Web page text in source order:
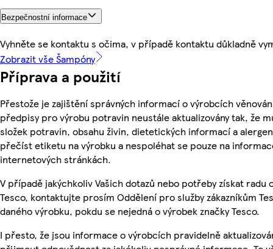
Bezpečnostní informace
Vyhněte se kontaktu s očima, v případě kontaktu důkladně
Zobrazit vše Šampóny
Příprava a použití
Přestože je zajištění správných informací o výrobcích
předpisy pro výrobu potravin neustále aktualizovány tak, že
složek potravin, obsahu živin, dietetických informací a
přečíst etiketu na výrobku a nespoléhat se pouze na
internetových stránkách.
V případě jakýchkoliv Vašich dotazů nebo potřeby získat radu
Tesco, kontaktujte prosím Oddělení pro služby zákazníkům
daného výrobku, pokdu se nejedná o výrobek značky Tesco.
I přesto, že jsou informace o výrobcích pravidelně